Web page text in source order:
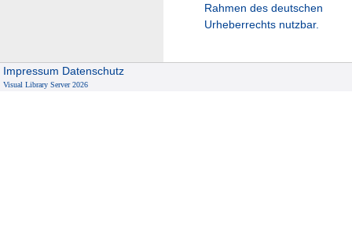
Rahmen des deutschen
Urheberrechts nutzbar.
Impressum Datenschutz
Visual Library Server 2026